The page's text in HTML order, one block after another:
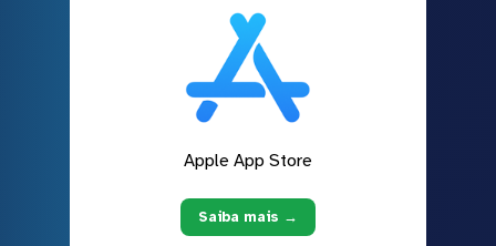
Apple App Store
Saiba mais →